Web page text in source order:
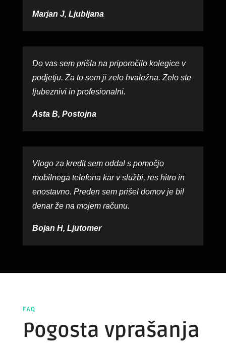
Marjan J, Ljubljana
Do vas sem prišla na priporočilo kolegice v
podjetju. Za to sem ji zelo hvaležna. Zelo ste
ljubeznivi in profesionalni.
Asta B, Postojna
Vlogo za kredit sem oddal s pomočjo
mobilnega telefona kar v službi, res hitro in
enostavno. Preden sem prišel domov je bil
denar že na mojem računu.
Bojan H, Ljutomer
FAQ
Pogosta vprašanja